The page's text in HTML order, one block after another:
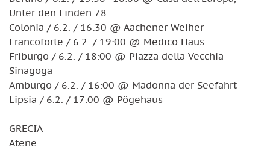
Unter den Linden 78
Colonia / 6.2. / 16:30 @ Aachener Weiher
Francoforte / 6.2. / 19:00 @ Medico Haus
Friburgo / 6.2. / 18:00 @ Piazza della Vecchia
Sinagoga
Amburgo / 6.2. / 16:00 @ Madonna der Seefahrt
Lipsia / 6.2. / 17:00 @ Pögehaus
GRECIA
Atene